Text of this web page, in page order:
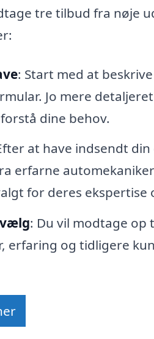
tre tilbud fra nøje
: Start med at
Jo mere
dine behov.
at have indsendt
erfarne
for deres ekspertise
: Du vil modtage op
erfaring og tidligere